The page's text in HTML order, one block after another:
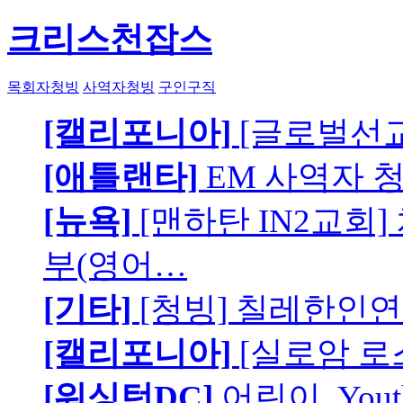
크리스천잡스
목회자청빙 사역자청빙 구인구직
[캘리포니아] [글로벌선
[애틀랜타] EM 사역자
[뉴욕] [맨하탄 IN2교회]
부(영어…
[기타] [청빙] 칠레한인
[캘리포니아] [실로암 로